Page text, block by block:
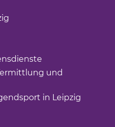
und
in Leipzig